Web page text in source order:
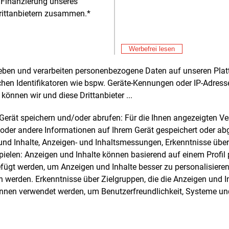
zusammen.*
Werbefrei lesen
und verarbeiten personenbezogene Daten auf unseren
Identifikatoren wie bspw. Geräte-Kennungen oder IP-
wir und diese Drittanbieter ...
speichern und/oder abrufen: Für die Ihnen angezeigten
andere Informationen auf Ihrem Gerät gespeichert oder
Inhalte, Anzeigen- und Inhaltsmessungen, Erkenntnisse
Anzeigen und Inhalte können basierend auf einem Profil
werden, um Anzeigen und Inhalte besser zu
werden. Erkenntnisse über Zielgruppen, die die Anzeigen und
verwendet werden, um Benutzerfreundlichkeit, Systeme
einwerben. Zur
der Transparenz für seine
veröffentlicht Amprion den ersten
der Green Bond Principles
erfüllt und gemäß dem Green Finance
von Amprion jährlich erscheint.
Finance Investor Report bietet den
der grünen Anleihen von Amprion
Informationen über die
E&M
E&M
E&M
E&M